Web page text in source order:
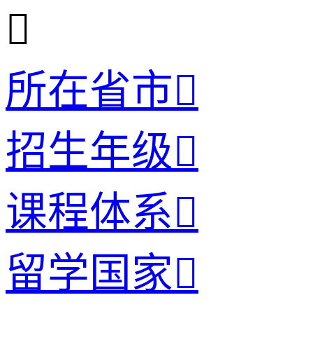

所在省市
招生年级
课程体系
留学国家